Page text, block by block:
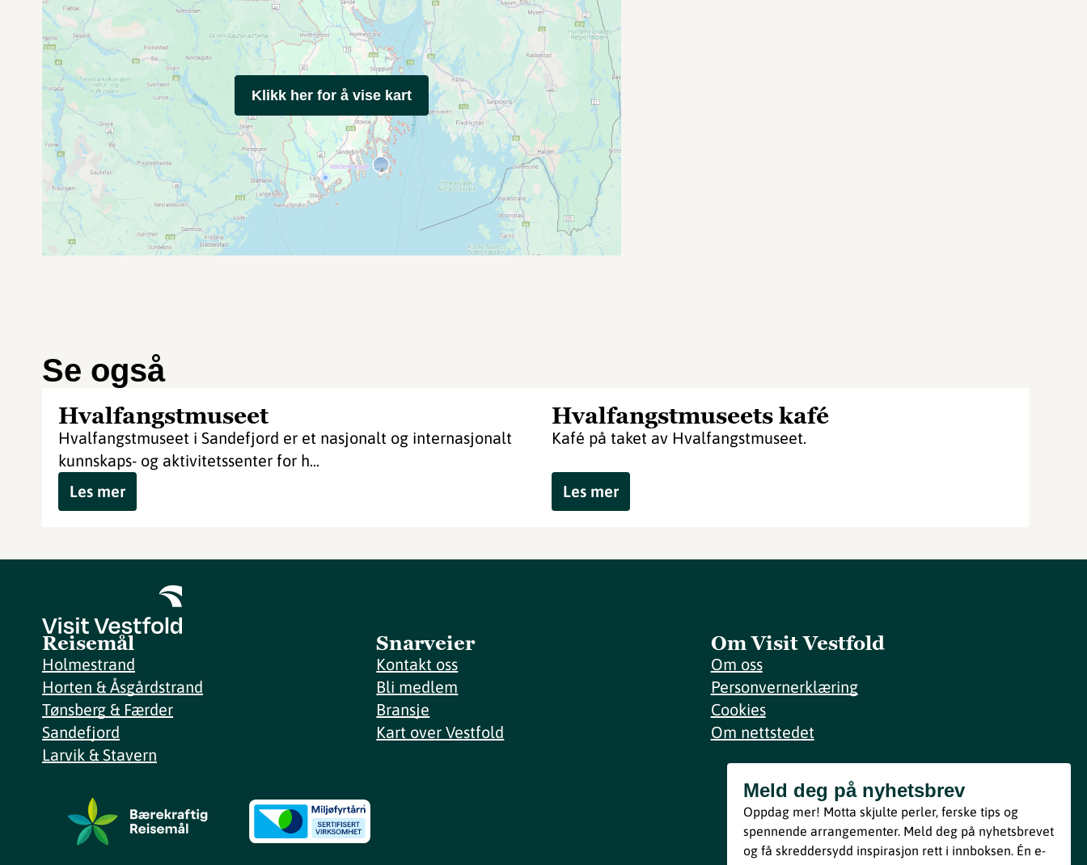
Klikk her for å vise kart
Se også
Hvalfangstmuseet
Hvalfangstmuseet i Sandefjord er et nasjonalt og internasjonalt
kunnskaps- og aktivitetssenter for h...
Les mer
Hvalfangstmuseets kafé
Kafé på taket av Hvalfangstmuseet.
Les mer
Reisemål
Holmestrand
Horten & Åsgårdstrand
Tønsberg & Færder
Sandefjord
Larvik & Stavern
Snarveier
Kontakt oss
Bli medlem
Bransje
Kart over Vestfold
Om Visit Vestfold
Om oss
Personvernerklæring
Cookies
Om nettstedet
Meld deg på nyhetsbrev
Bli med
Ved å melde deg inn godtar du våre vilkår i henhold til vår
Meld deg på nyhetsbrev
Oppdag mer! Motta skjulte perler, ferske tips og
spennende arrangementer. Meld deg på nyhetsbrevet
og få skreddersydd inspirasjon rett i innboksen. Én e-